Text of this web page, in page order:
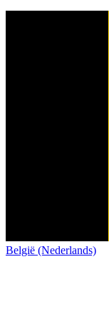
België (Nederlands)